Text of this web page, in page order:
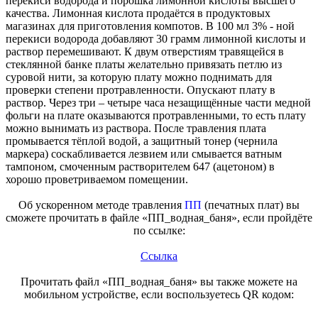
качества. Лимонная кислота продаётся в продуктовых
магазинах для приготовления компотов. В 100 мл 3% - ной
перекиси водорода добавляют 30 грамм лимонной кислоты и
раствор перемешивают. К двум отверстиям травящейся в
стеклянной банке платы желательно привязать петлю из
суровой нити, за которую плату можно поднимать для
проверки степени протравленности. Опускают плату в
раствор. Через три – четыре часа незащищённые части медной
фольги на плате оказываются протравленными, то есть плату
можно вынимать из раствора. После травления плата
промывается тёплой водой, а защитный тонер (чернила
маркера) соскабливается лезвием или смывается ватным
тампоном, смоченным растворителем 647 (ацетоном) в
хорошо проветриваемом помещении.
Об ускоренном методе травления ПП (печатных плат) вы
сможете прочитать в файле «ПП_водная_баня», если пройдёте
по ссылке:
Ссылка
Прочитать файл «ПП_водная_баня» вы также можете на
мобильном устройстве, если воспользуетесь QR кодом: